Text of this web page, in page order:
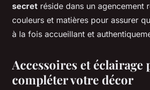
secret réside dans un agencement
couleurs et matières pour assurer
à la fois accueillant et
Accessoires et éclairage
compléter votre décor